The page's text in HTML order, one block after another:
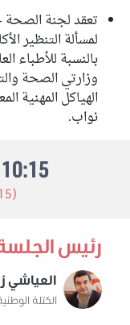
تعقد لجنة الصحة
لمسألة التنظير
بالنسبة للأطباء
وزارتي الصحة
نواب.
10:15
(15 دقيقة تأخير)
رئيس
العياشي
الكتلة